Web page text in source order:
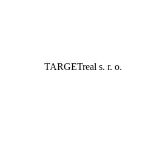
TARGETreal s. r. o.